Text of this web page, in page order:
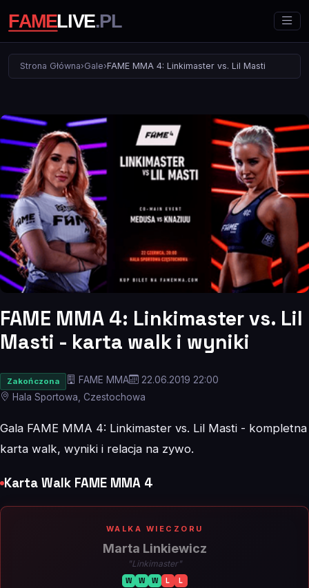
Strona Główna›Gale›FAME MMA 4: Linkimaster vs. Lil Masti
FAME MMA 4: Linkimaster vs. Lil
Masti - karta walk i wyniki
Zakończona FAME MMA
22.06.2019 22:00
Hala Sportowa, Czestochowa
Gala FAME MMA 4: Linkimaster vs. Lil Masti - kompletna
karta walk, wyniki i relacja na zywo.
Karta Walk FAME MMA 4
WALKA WIECZORU
Marta Linkiewicz
"Linkimaster"
W W W L L